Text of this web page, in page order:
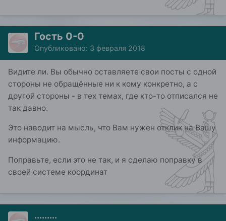
Гость 0-0
Опубликовано: 3 февраля 2018
Видите ли. Вы обычно оставляете свои посты с одной
стороны не обращённые ни к кому конкретно, а с
другой стороны - в тех темах, где кто-то отписался не
так давно.
Это наводит на мысль, что Вам нужен отклик на Вашу
информацию.
Поправьте, если это не так, и я сделаю поправку в
своей системе координат
.........